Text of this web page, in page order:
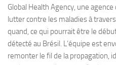
Global Health Agency, une
lutter contre les maladies à
quand, ce qui pourrait être le
détecté au Brésil. L’équipe est
remonter le fil de la propagation,